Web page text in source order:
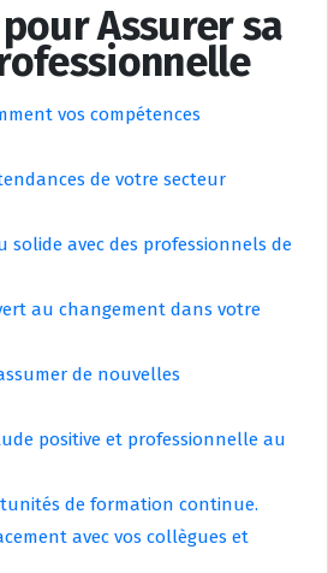
Assurer sa
vos compétences
de votre secteur
solide avec des professionnels de
au changement dans votre
de nouvelles
positive et professionnelle au
de formation continue.
avec vos collègues et